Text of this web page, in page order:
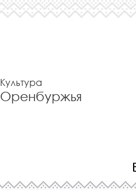
Культура
Оренбуржья